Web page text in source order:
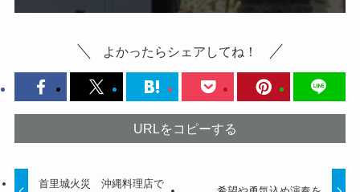
よかったらシェアしてね！
URLをコピーする
首里城火災 沖縄料理店で